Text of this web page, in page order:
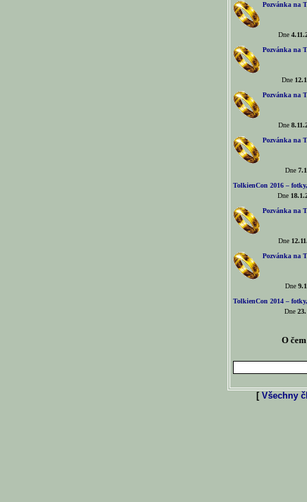
Pozvánka na
Dne
Pozvánka na
Dne
Pozvánka na
Dne
Pozvánka na
Dne
TolkienCon 2016 –
Dne
Pozvánka na
Dne
Pozvánka na
Dne
TolkienCon 2014 –
Dne
O
[ Všechny